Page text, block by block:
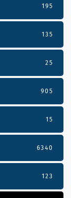
195
135
25
905
15
6340
123